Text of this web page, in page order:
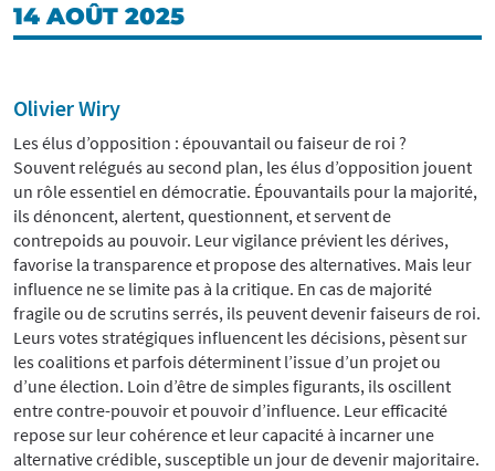
14 AOÛT 2025
Olivier Wiry
Les élus d’opposition : épouvantail ou faiseur de roi ?
Souvent relégués au second plan, les élus d’opposition jouent
un rôle essentiel en démocratie. Épouvantails pour la majorité,
ils dénoncent, alertent, questionnent, et servent de
contrepoids au pouvoir. Leur vigilance prévient les dérives,
favorise la transparence et propose des alternatives. Mais leur
influence ne se limite pas à la critique. En cas de majorité
fragile ou de scrutins serrés, ils peuvent devenir faiseurs de roi.
Leurs votes stratégiques influencent les décisions, pèsent sur
les coalitions et parfois déterminent l’issue d’un projet ou
d’une élection. Loin d’être de simples figurants, ils oscillent
entre contre-pouvoir et pouvoir d’influence. Leur efficacité
repose sur leur cohérence et leur capacité à incarner une
alternative crédible, susceptible un jour de devenir majoritaire.